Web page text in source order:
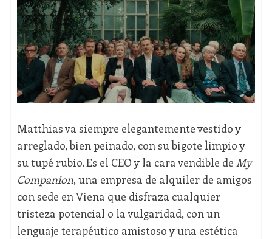
Matthias va siempre elegantemente vestido y
arreglado, bien peinado, con su bigote limpio y
su tupé rubio. Es el CEO y la cara vendible de My
Companion, una empresa de alquiler de amigos
con sede en Viena que disfraza cualquier
tristeza potencial o la vulgaridad, con un
lenguaje terapéutico amistoso y una estética